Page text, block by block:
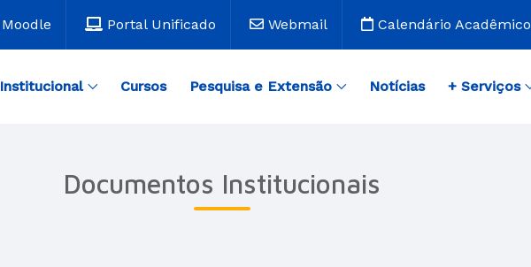
Moodle Portal Unificado Webmail Calendário Acadêmico
Institucional Cursos Pesquisa e Extensão Notícias + Serviços
Documentos Institucionais